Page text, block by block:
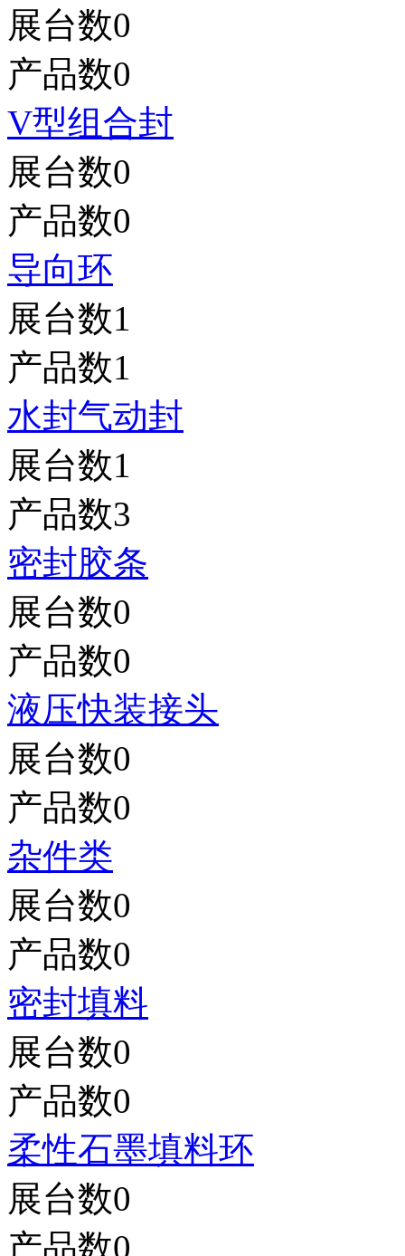
展台数0
产品数0
V型组合封
展台数0
产品数0
导向环
展台数1
产品数1
水封气动封
展台数1
产品数3
密封胶条
展台数0
产品数0
液压快装接头
展台数0
产品数0
杂件类
展台数0
产品数0
密封填料
展台数0
产品数0
柔性石墨填料环
展台数0
产品数0